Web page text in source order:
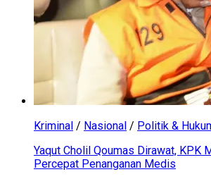
Kriminal / Nasional / Politik &
Yaqut Cholil Qoumas Dirawat, KPK
Percepat Penanganan Medis